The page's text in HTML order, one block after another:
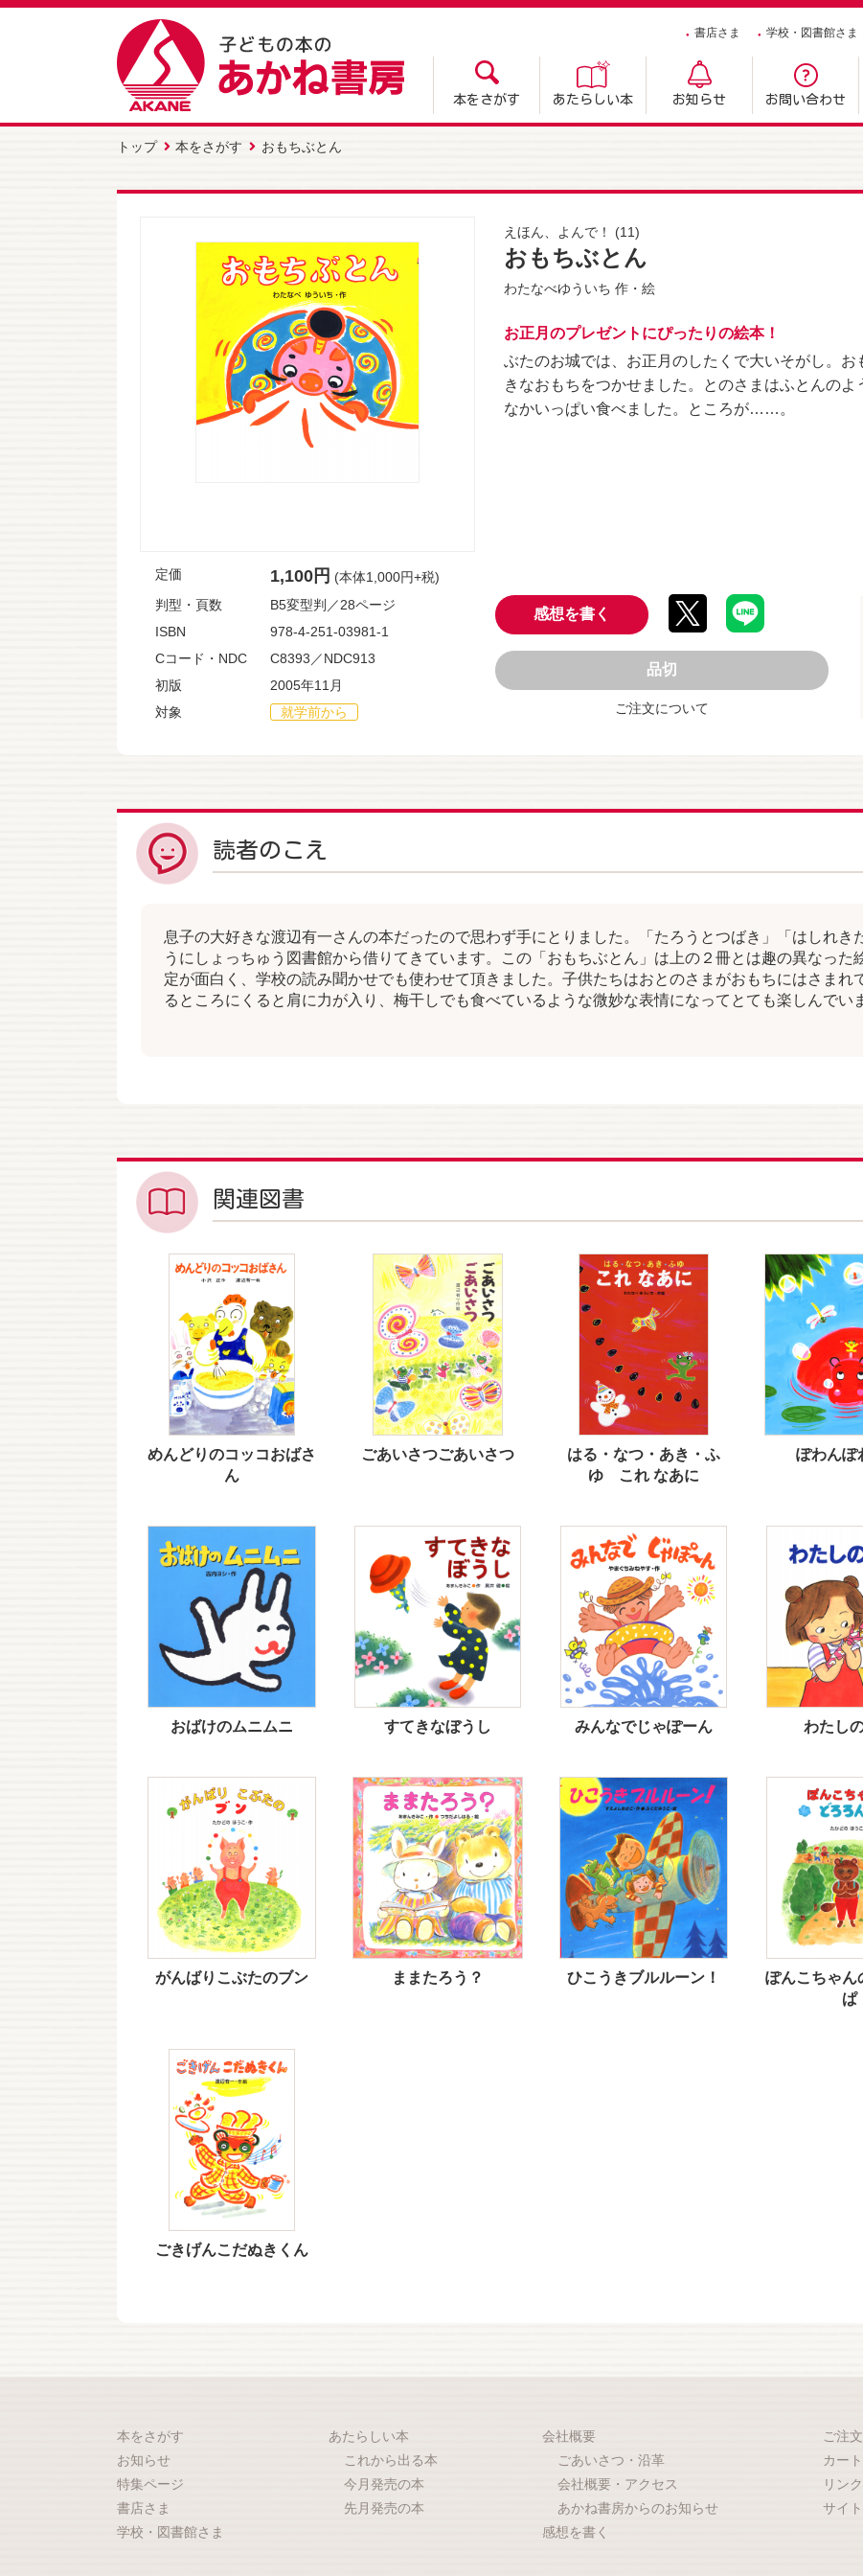
書店さま 学校・図書館さま
本をさがす あたらしい本 お知らせ お問い合わせ
トップ 本をさがす おもちぶとん
えほん、よんで！ (11)
おもちぶとん
わたなべゆういち 作・絵
お正月のプレゼントにぴったりの絵本！
ぶたのお城では、お正月のしたくで大いそがし。
きなおもちをつかせました。とのさまはふとんの
なかいっぱい食べました。ところが……。
感想を書く
品切
ご注文について
定価 1,100円 (本体1,000円+税)
判型・頁数
B5変型判／28ページ
ISBN
978-4-251-03981-1
Cコード・NDC
C8393／NDC913
初版
2005年11月
対象
就学前から
読者のこえ
息子の大好きな渡辺有一さんの本だったので思わず手にとりました。「たろうとつばき」「はしれき
うにしょっちゅう図書館から借りてきています。 この「おもちぶとん」は上の２冊とは趣の異なっ
定が面白く、学校の読み聞かせでも使わせて頂きました。 子供たちはおとのさまがおもちにはさまれ
るところにくると肩に力が入り、梅干しでも食べているような微妙な表情になってとても楽しんでい
関連図書
めんどりのコッコおばさ
ん
ごあいさつごあいさつ
はる・なつ・あき・ふ
ゆ これ なあに
ぽわんぽ
おばけのムニムニ すてきなぼうし みんなでじゃぽーん わたし
がんばりこぶたのブン ままたろう？ ひこうきブルルーン！
ぽんこちゃん
ぱ
ごきげんこだぬきくん
本をさがす
お知らせ
特集ページ
書店さま
学校・図書館さま
あたらしい本
これから出る本
今月発売の本
先月発売の本
会社概要
ごあいさつ・沿革
会社概要・アクセス
あかね書房からのお知らせ
感想を書く
ご注
カー
リンク
サイ